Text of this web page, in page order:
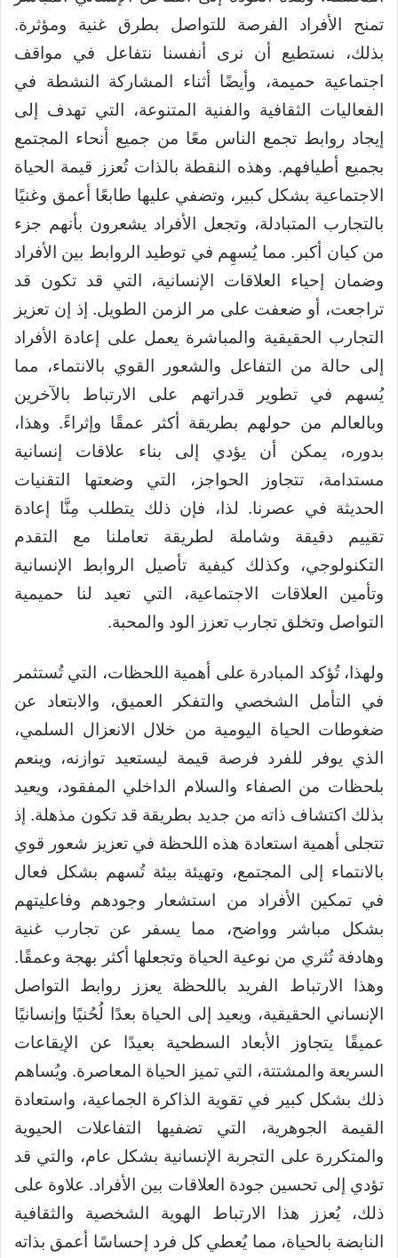
تمنح الأفراد الفرصة للتواصل بطرق غنية ومؤثرة.
بذلك، نستطيع أن نرى أنفسنا نتفاعل في مواقف
اجتماعية حميمة، وأيضًا أثناء المشاركة النشطة في
الفعاليات الثقافية والفنية المتنوعة، التي تهدف إلى
إيجاد روابط تجمع الناس معًا من جميع أنحاء المجتمع
بجميع أطيافهم. وهذه النقطة بالذات تُعزز قيمة الحياة
الاجتماعية بشكل كبير، وتضفي عليها طابعًا أعمق وغنيًا
بالتجارب المتبادلة، وتجعل الأفراد يشعرون بأنهم جزء
من كيان أكبر. مما يُسهِم في توطيد الروابط بين الأفراد
وضمان إحياء العلاقات الإنسانية، التي قد تكون قد
تراجعت، أو ضعفت على مر الزمن الطويل. إذ إن تعزيز
التجارب الحقيقية والمباشرة يعمل على إعادة الأفراد
إلى حالة من التفاعل والشعور القوي بالانتماء، مما
يُسهم في تطوير قدراتهم على الارتباط بالآخرين
وبالعالم من حولهم بطريقة أكثر عمقًا وإثراءً. وهذا،
بدوره، يمكن أن يؤدي إلى بناء علاقات إنسانية
مستدامة، تتجاوز الحواجز، التي وضعتها التقنيات
الحديثة في عصرنا. لذا، فإن ذلك يتطلب مِنَّا إعادة
تقييم دقيقة وشاملة لطريقة تعاملنا مع التقدم
التكنولوجي، وكذلك كيفية تأصيل الروابط الإنسانية
وتأمين العلاقات الاجتماعية، التي تعيد لنا حميمية
التواصل وتخلق تجارب تعزز الود والمحبة.
ولهذا، تُؤكد المبادرة على أهمية اللحظات، التي تُستثمر
في التأمل الشخصي والتفكر العميق، والابتعاد عن
ضغوطات الحياة اليومية من خلال الانعزال السلمي،
الذي يوفر للفرد فرصة قيمة ليستعيد توازنه، وينعم
بلحظات من الصفاء والسلام الداخلي المفقود، ويعيد
بذلك اكتشاف ذاته من جديد بطريقة قد تكون مذهلة. إذ
تتجلى أهمية استعادة هذه اللحظة في تعزيز شعور قوي
بالانتماء إلى المجتمع، وتهيئة بيئة تُسهم بشكل فعال
في تمكين الأفراد من استشعار وجودهم وفاعليتهم
بشكل مباشر وواضح، مما يسفر عن تجارب غنية
وهادفة تُثري من نوعية الحياة وتجعلها أكثر بهجة وعمقًا.
وهذا الارتباط الفريد باللحظة يعزز روابط التواصل
الإنساني الحقيقية، ويعيد إلى الحياة بعدًا لُحُنيًا وإنسانيًا
عميقًا يتجاوز الأبعاد السطحية بعيدًا عن الإيقاعات
السريعة والمشتتة، التي تميز الحياة المعاصرة. ويُساهم
ذلك بشكل كبير في تقوية الذاكرة الجماعية، واستعادة
القيمة الجوهرية، التي تضفيها التفاعلات الحيوية
والمتكررة على التجربة الإنسانية بشكل عام، والتي قد
تؤدي إلى تحسين جودة العلاقات بين الأفراد. علاوة على
ذلك، يُعزز هذا الارتباط الهوية الشخصية والثقافية
النابضة بالحياة، مما يُعطي كل فرد إحساسًا أعمق بذاته